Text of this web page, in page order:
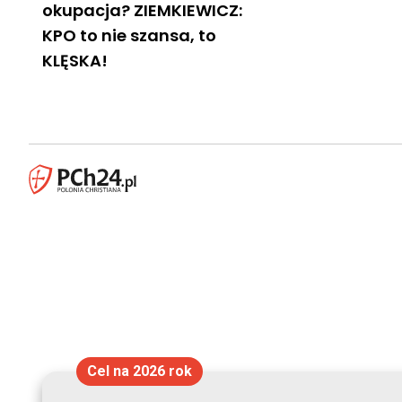
okupacja? ZIEMKIEWICZ:
KPO to nie szansa, to
KLĘSKA!
Cel na 2026 rok